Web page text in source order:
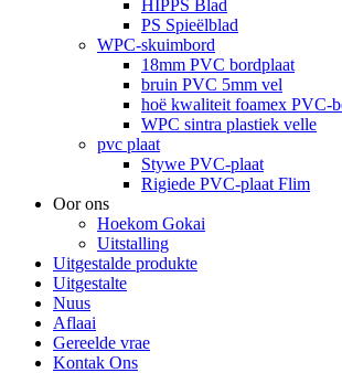
HIPPS Blad
PS Spieëlblad
WPC-skuimbord
18mm PVC bordplaat
bruin PVC 5mm vel
hoë kwaliteit foamex PVC-
WPC sintra plastiek velle
pvc plaat
Stywe PVC-plaat
Rigiede PVC-plaat Flim
Oor ons
Hoekom Gokai
Uitstalling
Uitgestalde produkte
Uitgestalte
Nuus
Aflaai
Gereelde vrae
Kontak Ons